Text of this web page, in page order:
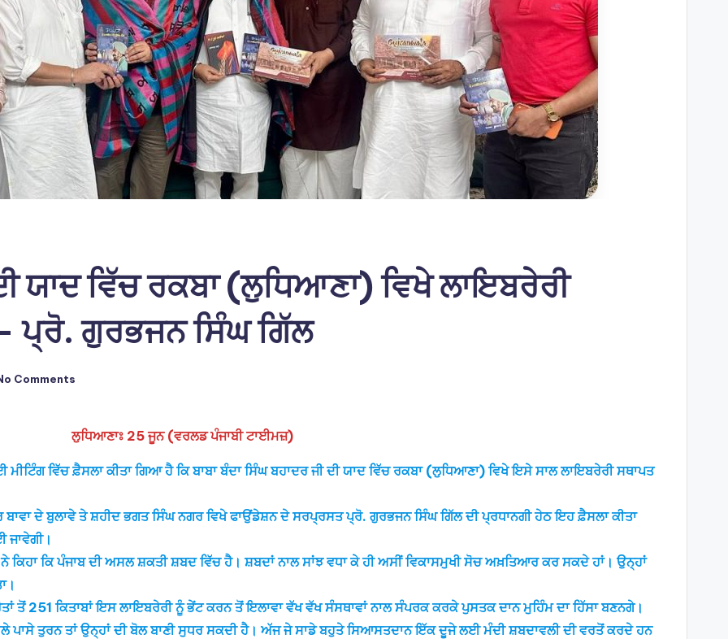
ਯਾਦ ਵਿੱਚ ਰਕਬਾ (ਲੁਧਿਆਣਾ) ਵਿਖੇ ਲਾਇਬਰੇਰੀ
ਪ੍ਰੋ. ਗੁਰਭਜਨ ਸਿੰਘ ਗਿੱਲ
Comments
ਲੁਧਿਆਣਾਃ 25 ਜੂਨ (ਵਰਲਡ ਪੰਜਾਬੀ ਟਾਈਮਜ਼)
ਵਿੱਚ ਫ਼ੈਸਲਾ ਕੀਤਾ ਗਿਆ ਹੈ ਕਿ ਬਾਬਾ ਬੰਦਾ ਸਿੰਘ ਬਹਾਦਰ ਜੀ ਦੀ ਯਾਦ ਵਿੱਚ ਰਕਬਾ (ਲੁਧਿਆਣਾ) ਵਿਖੇ ਇਸੇ ਸਾਲ ਲਾਇਬਰੇਰੀ ਸਥਾਪਤ
ਦੇ ਬੁਲਾਵੇ ਤੇ ਸ਼ਹੀਦ ਭਗਤ ਸਿੰਘ ਨਗਰ ਵਿਖੇ ਫਾਉਂਡੇਸ਼ਨ ਦੇ ਸਰਪ੍ਰਸਤ ਪ੍ਰੋ. ਗੁਰਭਜਨ ਸਿੰਘ ਗਿੱਲ ਦੀ ਪ੍ਰਧਾਨਗੀ ਹੇਠ ਇਹ ਫ਼ੈਸਲਾ ਕੀਤਾ
ਜਾਵੇਗੀ।
ਕਿਹਾ ਕਿ ਪੰਜਾਬ ਦੀ ਅਸਲ ਸ਼ਕਤੀ ਸ਼ਬਦ ਵਿੱਚ ਹੈ। ਸ਼ਬਦਾਂ ਨਾਲ ਸਾਂਝ ਵਧਾ ਕੇ ਹੀ ਅਸੀਂ ਵਿਕਾਸਮੁਖੀ ਸੋਚ ਅਖ਼ਤਿਆਰ ਕਰ ਸਕਦੇ ਹਾਂ। ਉਨ੍ਹਾਂ
ਤੋਂ 251 ਕਿਤਾਬਾਂ ਇਸ ਲਾਇਬਰੇਰੀ ਨੂੰ ਭੇਂਟ ਕਰਨ ਤੋਂ ਇਲਾਵਾ ਵੱਖ ਵੱਖ ਸੰਸਥਾਵਾਂ ਨਾਲ ਸੰਪਰਕ ਕਰਕੇ ਪੁਸਤਕ ਦਾਨ ਮੁਹਿੰਮ ਦਾ ਹਿੱਸਾ ਬਣਨਗੇ।
ਪਾਸੇ ਤੁਰਨ ਤਾਂ ਉਨ੍ਹਾਂ ਦੀ ਬੋਲ ਬਾਣੀ ਸੁਧਰ ਸਕਦੀ ਹੈ। ਅੱਜ ਜੇ ਸਾਡੇ ਬਹੁਤੇ ਸਿਆਸਤਦਾਨ ਇੱਕ ਦੂਜੇ ਲਈ ਮੰਦੀ ਸ਼ਬਦਾਵਲੀ ਦੀ ਵਰਤੋਂ ਕਰਦੇ ਹਨ